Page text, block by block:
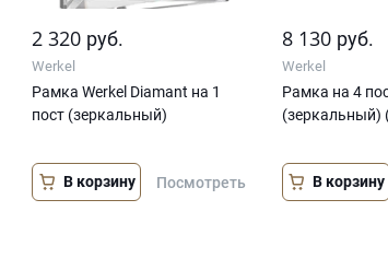
2 320 руб.
Werkel
Рамка Werkel Diamant на 1
пост (зеркальный)
В корзину Посмотреть
8 130 руб.
Werkel
Рамка на 4
(зеркальный)
В корзину